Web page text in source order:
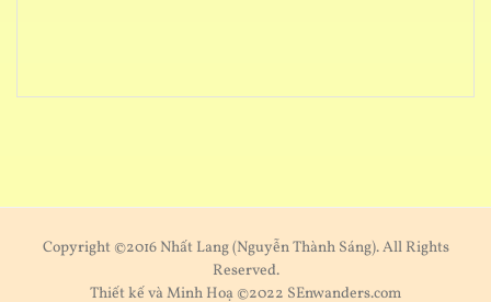
Copyright ©2016 Nhất Lang (Nguyễn Thành Sáng). All Rights
Reserved.
Thiết kế và Minh Hoạ ©2022 SEnwanders.com